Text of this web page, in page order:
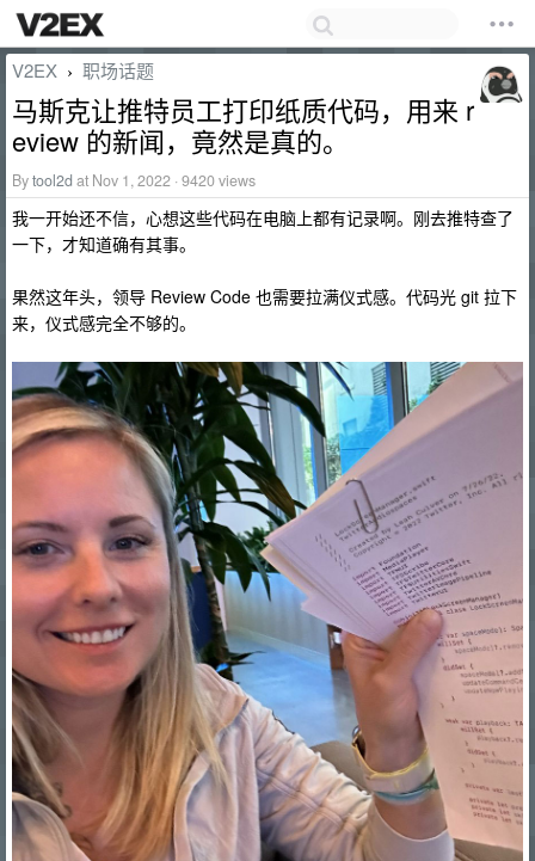
V2EX › 职场话题
马斯克让推特员工打印纸质代码，用来 r
eview 的新闻，竟然是真的。
Bytool2d at Nov 1, 2022 · 9420 views
我一开始还不信，心想这些代码在电脑上都有记录啊。刚去推特查了
一下，才知道确有其事。
果然这年头，领导 Review Code 也需要拉满仪式感。代码光 git 拉下
来，仪式感完全不够的。